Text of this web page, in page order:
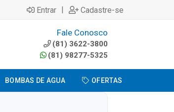
Entrar | Cadastre-se
Fale Conosco
(81) 3622-3800
(81) 98277-5325
BOMBAS DE AGUA OFERTAS